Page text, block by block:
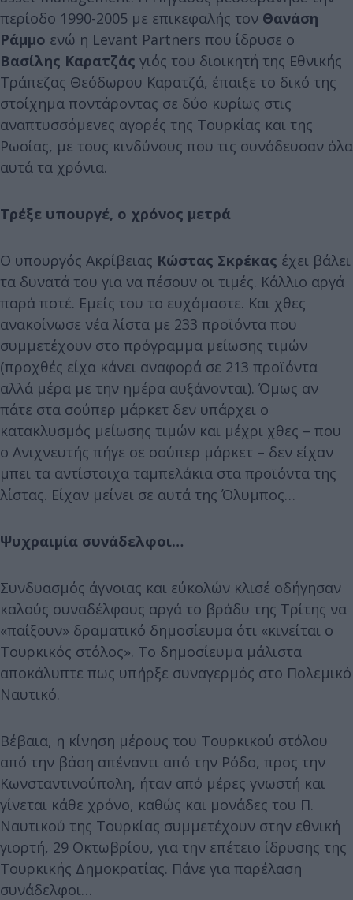
περίοδο 1990-2005 με επικεφαλής τον Θανάση
Ράμμο ενώ η Levant Partners που ίδρυσε ο
Βασίλης Καρατζάς γιός του διοικητή της Εθνικής
Τράπεζας Θεόδωρου Καρατζά, έπαιξε το δικό της
στοίχημα ποντάροντας σε δύο κυρίως στις
αναπτυσσόμενες αγορές της Τουρκίας και της
Ρωσίας, με τους κινδύνους που τις συνόδευσαν όλα
αυτά τα χρόνια.
Τρέξε υπουργέ, ο χρόνος μετρά
Ο υπουργός Ακρίβειας Κώστας Σκρέκας έχει βάλει
τα δυνατά του για να πέσουν οι τιμές. Κάλλιο αργά
παρά ποτέ. Εμείς του το ευχόμαστε. Και χθες
ανακοίνωσε νέα λίστα με 233 προϊόντα που
συμμετέχουν στο πρόγραμμα μείωσης τιμών
(προχθές είχα κάνει αναφορά σε 213 προϊόντα
αλλά μέρα με την ημέρα αυξάνονται). Όμως αν
πάτε στα σούπερ μάρκετ δεν υπάρχει ο
κατακλυσμός μείωσης τιμών και μέχρι χθες – που
ο Ανιχνευτής πήγε σε σούπερ μάρκετ – δεν είχαν
μπει τα αντίστοιχα ταμπελάκια στα προϊόντα της
λίστας. Είχαν μείνει σε αυτά της Όλυμπος…
Ψυχραιμία συνάδελφοι…
Συνδυασμός άγνοιας και εύκολών κλισέ οδήγησαν
καλούς συναδέλφους αργά το βράδυ της Τρίτης να
«παίξουν» δραματικό δημοσίευμα ότι «κινείται ο
Τουρκικός στόλος». Το δημοσίευμα μάλιστα
αποκάλυπτε πως υπήρξε συναγερμός στο Πολεμικό
Ναυτικό.
Βέβαια, η κίνηση μέρους του Τουρκικού στόλου
από την βάση απέναντι από την Ρόδο, προς την
Κωνσταντινούπολη, ήταν από μέρες γνωστή και
γίνεται κάθε χρόνο, καθώς και μονάδες του Π.
Ναυτικού της Τουρκίας συμμετέχουν στην εθνική
γιορτή, 29 Οκτωβρίου, για την επέτειο ίδρυσης της
Τουρκικής Δημοκρατίας. Πάνε για παρέλαση
συνάδελφοι…